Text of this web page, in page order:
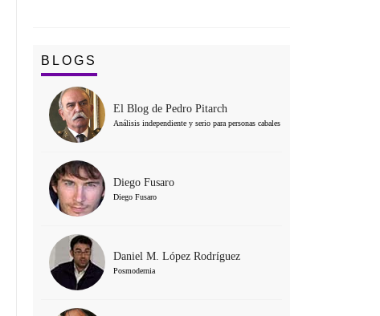
BLOGS
El Blog de Pedro Pitarch
Análisis independiente y serio para personas cabales
Diego Fusaro
Diego Fusaro
Daniel M. López Rodríguez
Posmodernia